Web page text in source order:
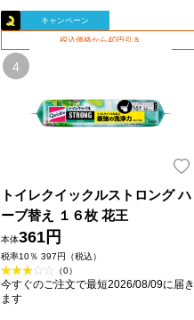
キャンペーン
税込価格から40円引き
トイレクイックルストロング ハ
ーブ替え １６枚 花王
本体361円
税率10％ 397円（税込）
（0）
今すぐのご注文で最短2026/08/09に届き
ます